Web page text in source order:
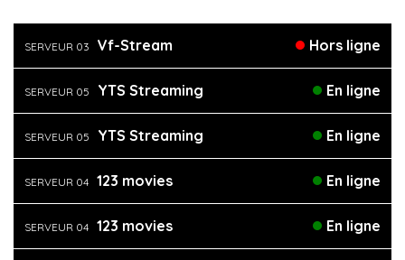
SERVEUR 03 Vf-Stream Hors ligne
SERVEUR 05 YTS Streaming En ligne
SERVEUR 05 YTS Streaming En ligne
SERVEUR 04 123 movies En ligne
SERVEUR 04 123 movies En ligne